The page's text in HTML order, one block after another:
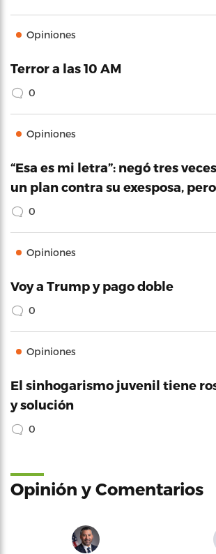
Opiniones
Terror a las 10 AM
0
Opiniones
“Esa es mi letra”: negó tres
un plan contra su exesposa,
0
Opiniones
Voy a Trump y pago doble
0
Opiniones
El sinhogarismo juvenil tiene
y solución
0
Opinión y Comentarios